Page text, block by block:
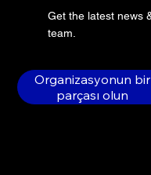
Get the latest news
team.
Organizasyonun bir
parçası olun